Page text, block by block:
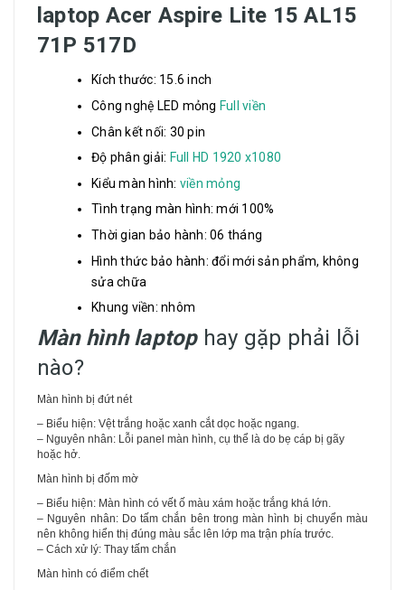
laptop Acer Aspire Lite 15 AL15
71P 517D
Kích thước: 15.6 inch
Công nghệ LED mỏng Full viền
Chân kết nối: 30 pin
Độ phân giải: Full HD 1920 x1080
Kiểu màn hình: viền mỏng
Tình trạng màn hình: mới 100%
Thời gian bảo hành: 06 tháng
Hình thức bảo hành: đổi mới sản phẩm, không
sửa chữa
Khung viền: nhôm
Màn hình laptop hay gặp phải lỗi
nào?
Màn hình bị đứt nét
– Biểu hiện: Vệt trắng hoặc xanh cắt dọc hoặc ngang.
– Nguyên nhân: Lỗi panel màn hình, cụ thể là do bẹ cáp bị gãy
hoặc hở.
Màn hình bị đốm mờ
– Biểu hiện: Màn hình có vết ố màu xám hoặc trắng khá lớn.
– Nguyên nhân: Do tấm chắn bên trong màn hình bị chuyển màu
nên không hiển thị đúng màu sắc lên lớp ma trận phía trước.
– Cách xử lý: Thay tấm chắn
Màn hình có điểm chết